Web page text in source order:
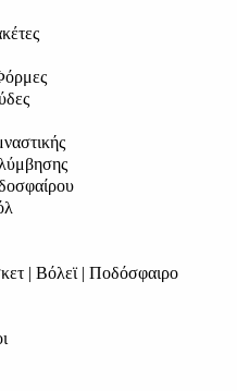
| Βόλεϊ | Ποδόσφαιρο